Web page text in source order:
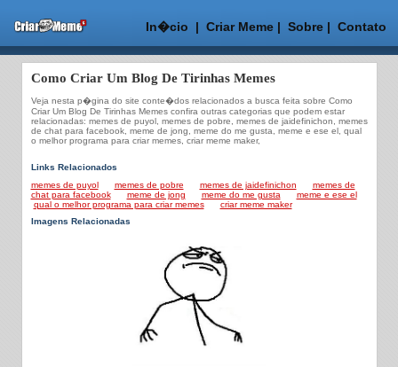
In�cio | Criar Meme| Sobre| Contato
Como Criar Um Blog De Tirinhas Memes
Veja nesta p�gina do site conte�dos relacionados a busca feita sobre Como
Criar Um Blog De Tirinhas Memes confira outras categorias que podem estar
relacionadas: memes de puyol, memes de pobre, memes de jaidefinichon, memes
de chat para facebook, meme de jong, meme do me gusta, meme e ese el, qual
o melhor programa para criar memes, criar meme maker,
Links Relacionados
memes de puyol
memes de pobre memes de jaidefinichon
memes de
chat para facebook
meme de jong meme do me gusta
meme e ese el
qual o melhor programa para criar memes
criar meme maker
Imagens Relacionadas